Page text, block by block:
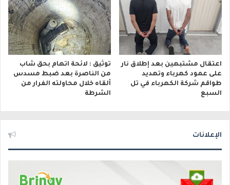
اعتقال مشتبهين بعد إطلاق نار
على عمود كهرباء وتهديد
طواقم شركة الكهرباء في تل
السبع
توثيق : لائحة اتهام بحق شاب
من الناصرة بعد ضبط مسدس
ألقاه خلال محاولته الفرار من
الشرطة
الإعلانات